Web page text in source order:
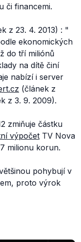
či financemi.
z 23. 4. 2013) : "
ekonomických
do tří miliónů
na dítě činí
nabízí i server
(článek z
z 3. 9. 2009).
zmiňuje částku
výpočet TV Nova
milionu korun.
pohybují v
proto výrok